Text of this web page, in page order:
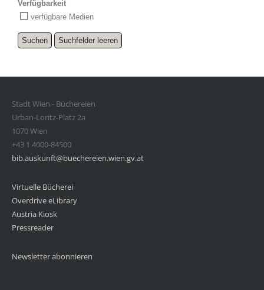
Verfügbarkeit
verfügbare Medien
Stadt Wien - Büchereien
Urban-Loritz-Platz 2a
1070 Wien
+43 1 4000-84500
bib.auskunft@buechereien.wien.gv.at
Virtuelle Bücherei
Overdrive eLibrary
Austria Kiosk
Pressreader
Newsletter abonnieren